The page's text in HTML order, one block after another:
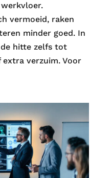
vermoeid, raken
minder goed. In
hitte zelfs tot
verzuim. Voor